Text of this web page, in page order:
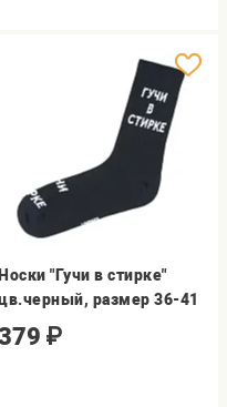
Носки "Гучи в стирке"
размер 36-41
₽